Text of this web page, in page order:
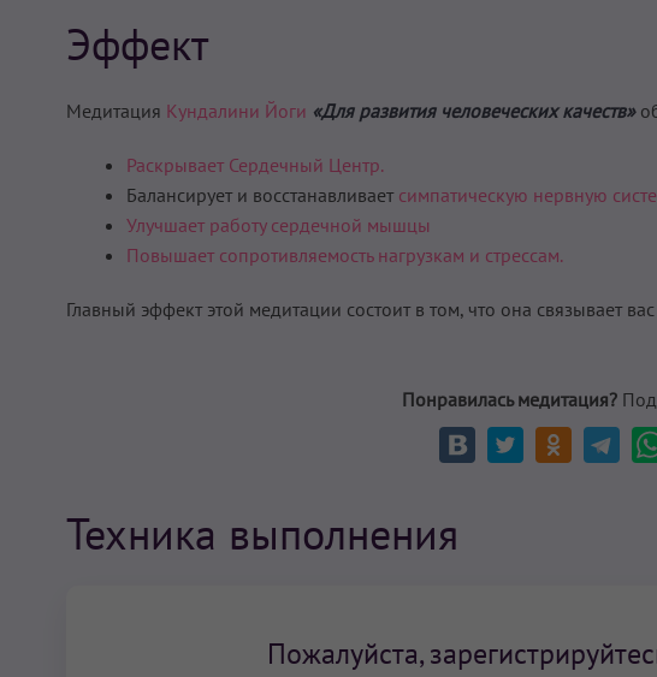
Эффект
Медитация Кундалини Йоги «Для развития человеческих качеств»
Раскрывает Сердечный Центр.
Балансирует и восстанавливает симпатическую нервную
Улучшает работу сердечной мышцы
Повышает сопротивляемость нагрузкам и стрессам.
Главный эффект этой медитации состоит в том, что она связывает
Понравилась медитация?
Техника выполнения
Пожалуйста,